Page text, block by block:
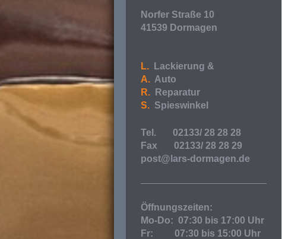
Norfer Straße 10
41539 Dormagen
L. Lackierung &
A. Auto
R. Reparatur
S. Spieswinkel
Tel. 02133/ 28 28 28
Fax 02133/ 28 28 29
post@lars-dormagen.de
Öffnungszeiten:
Mo-Do: 07:30 bis 17:00 Uhr
Fr: 07:30 bis 15:00 Uhr